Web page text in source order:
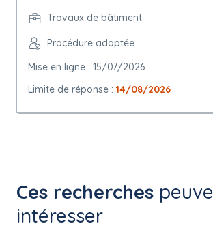
Travaux de bâtiment
Procédure adaptée
Mise en ligne : 15/07/2026
Limite de réponse : 14/08/2026
Ces recherches
intéresser